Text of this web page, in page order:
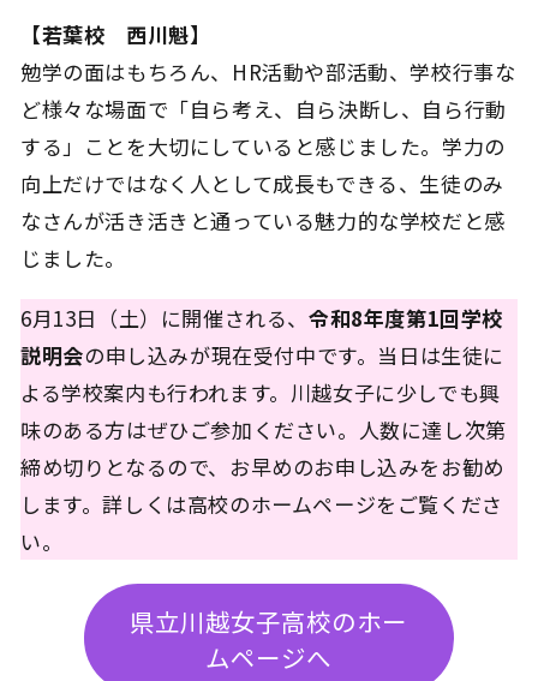
【若葉校 西川魁】
勉学の面はもちろん、HR活動や部活動、学校行事な
ど様々な場面で「自ら考え、自ら決断し、自ら行動
する」ことを大切にしていると感じました。学力の
向上だけではなく人として成長もできる、生徒のみ
なさんが活き活きと通っている魅力的な学校だと感
じました。
6月13日（土）に開催される、令和8年度第1回学校
説明会の申し込みが現在受付中です。当日は生徒に
よる学校案内も行われます。川越女子に少しでも興
味のある方はぜひご参加ください。人数に達し次第
締め切りとなるので、お早めのお申し込みをお勧め
します。詳しくは高校のホームページをご覧くださ
い。
県立川越女子高校のホー
ムページへ